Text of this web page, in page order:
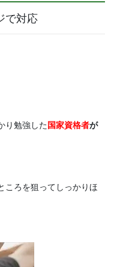
で対応
り勉強した国家資格者が
ころを狙ってしっかりほ